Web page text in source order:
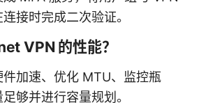
接时完成二次验证。
VPN 的性能？
加速、优化 MTU、监控瓶
够并进行容量规划。